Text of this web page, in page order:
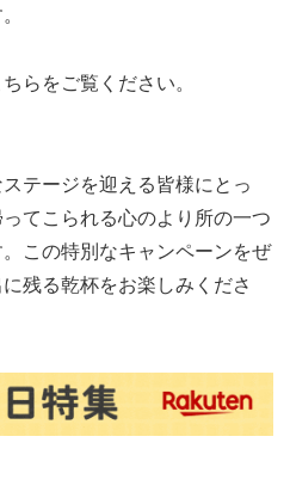
らをご覧ください。
テージを迎える皆様にとっ
てこられる心のより所の一つ
この特別なキャンペーンをぜ
残る乾杯をお楽しみくださ